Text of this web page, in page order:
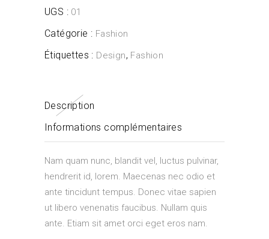
UGS : 01
Catégorie : Fashion
Étiquettes : Design, Fashion
Description
Informations complémentaires
Nam quam nunc, blandit vel, luctus pulvinar,
hendrerit id, lorem. Maecenas nec odio et
ante tincidunt tempus. Donec vitae sapien
ut libero venenatis faucibus. Nullam quis
ante. Etiam sit amet orci eget eros nam.